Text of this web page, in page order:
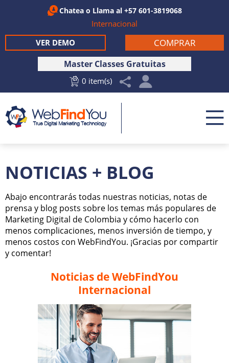
Chatea o Llama al +57 601-3819068
Internacional
Master Classes Gratuitas
0 item(s)
COMPRAR
VER DEMO
NOTICIAS + BLOG
Abajo encontrarás todas nuestras noticias, notas de
prensa y blog posts sobre los temas más populares de
Marketing Digital de Colombia y cómo hacerlo con
menos complicaciones, menos inversión de tiempo, y
menos costos con WebFindYou. ¡Gracias por compartir
y comentar!
Noticias de WebFindYou
Internacional